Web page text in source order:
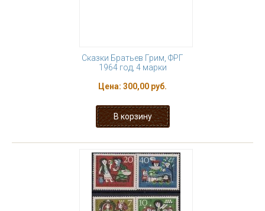
Сказки Братьев Грим, ФРГ
1964 год, 4 марки
Цена: 300,00 руб.